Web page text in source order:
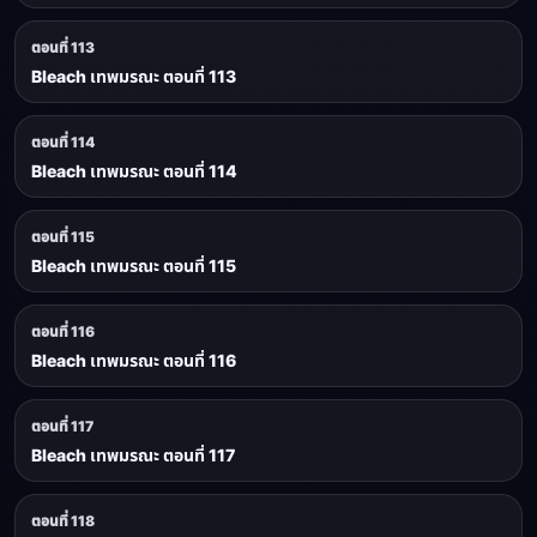
ตอนที่ 113
Bleach เทพมรณะ ตอนที่ 113
ตอนที่ 114
Bleach เทพมรณะ ตอนที่ 114
ตอนที่ 115
Bleach เทพมรณะ ตอนที่ 115
ตอนที่ 116
Bleach เทพมรณะ ตอนที่ 116
ตอนที่ 117
Bleach เทพมรณะ ตอนที่ 117
ตอนที่ 118